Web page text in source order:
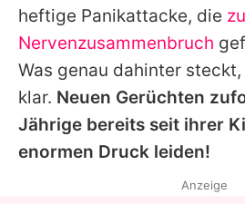
heftige Panikattacke, die
Nervenzusammenbruch
Was genau dahinter
klar. Neuen Gerüchten
Jährige bereits seit ihrer
enormen Druck leiden!
Anzeige